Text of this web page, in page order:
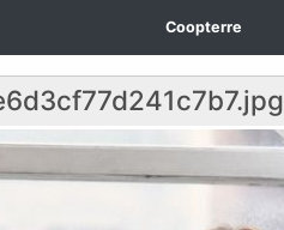
Coopterre